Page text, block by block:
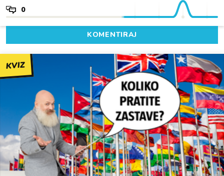
0
KOMENTIRAJ
KVIZ